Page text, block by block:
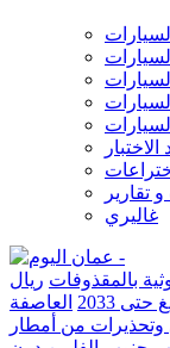
الاختبار
تقارير
غاليري
ريال
2033
العاصفة
وتحذيرات من أمطار